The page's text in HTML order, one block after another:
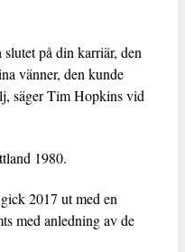
på din karriär, den
vänner, den kunde
säger Tim Hopkins vid
1980.
2017 ut med en
med anledning av de